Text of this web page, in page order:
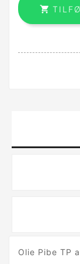

Olie Pibe TP